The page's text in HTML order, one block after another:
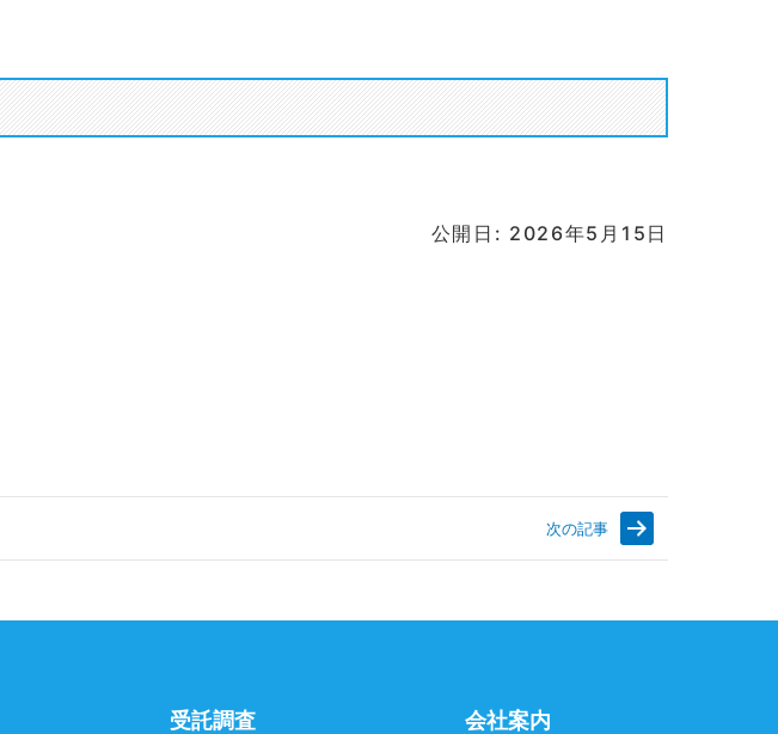
公開日: 2026年5月15日
次の記事
受託調査 会社案内